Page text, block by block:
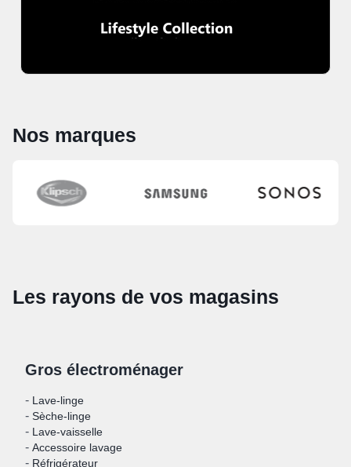
Nos marques
Les rayons de vos magasins
Gros électroménager
- Lave-linge
- Sèche-linge
- Lave-vaisselle
- Accessoire lavage
- Réfrigérateur